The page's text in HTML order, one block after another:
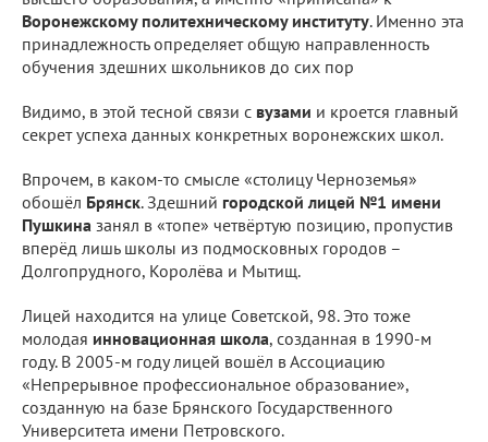
Воронежскому политехническому институту. Именно эта
принадлежность определяет общую направленность
обучения здешних школьников до сих пор
Видимо, в этой тесной связи с вузами и кроется главный
секрет успеха данных конкретных воронежских школ.
Впрочем, в каком-то смысле «столицу Черноземья»
обошёл Брянск. Здешний городской лицей №1 имени
Пушкина занял в «топе» четвёртую позицию, пропустив
вперёд лишь школы из подмосковных городов –
Долгопрудного, Королёва и Мытищ.
Лицей находится на улице Советской, 98. Это тоже
молодая инновационная школа, созданная в 1990-м
году. В 2005-м году лицей вошёл в Ассоциацию
«Непрерывное профессиональное образование»,
созданную на базе Брянского Государственного
Университета имени Петровского.